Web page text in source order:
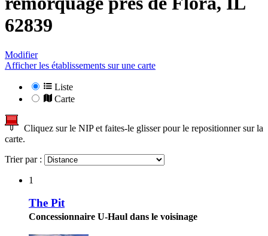
62839
Modifier
Afficher les établissements sur une carte
Liste
Carte
Cliquez sur le NIP et faites-le glisser pour le repositionner sur la
carte.
Trier par :
1
The Pit
Concessionnaire U-Haul dans le voisinage